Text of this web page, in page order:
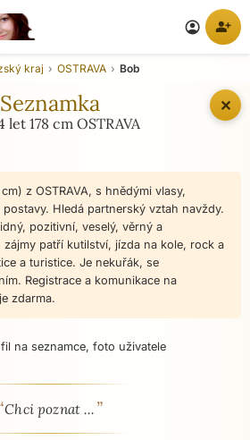
account_circle person_add
✕
kraj OSTRAVA Bob
Seznamka
let 178 cm OSTRAVA
z OSTRAVA, s hnědými vlasy,
Hledá partnerský vztah navždy.
pozitivní, veselý, věrný a
patří kutilství, jízda na kole, rock a
a turistice. Je nekuřák, se
Registrace a komunikace na
zdarma.
Chci poznat ... ”